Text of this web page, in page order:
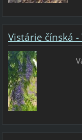
Vistárie čínská -